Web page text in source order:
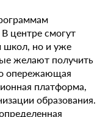
центре смогут
школ, но и уже
желают получить
опережающая
платформа,
образования.